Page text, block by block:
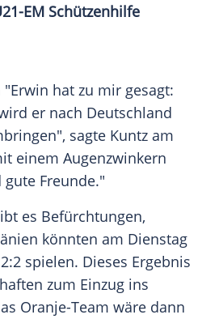
EM Schützenhilfe
"Erwin hat zu mir gesagt:
er nach Deutschland
sagte Kuntz am
einem Augenzwinkern
Freunde."
es Befürchtungen,
könnten am Dienstag
spielen. Dieses Ergebnis
zum Einzug ins
Oranje-Team wäre dann